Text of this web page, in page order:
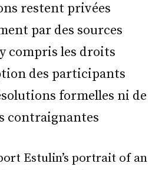
restent privées
par des sources
compris les droits
des participants
formelles ni de
contraignantes
Estulin’s portrait of an